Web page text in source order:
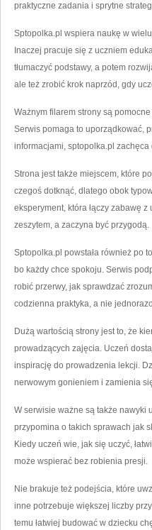
praktyczne zadania i sprytne
Sptopolka.pl wspiera naukę w
Inaczej pracuje się z uczniem
tłumaczyć podstawy, a potem
ale też zrobić krok naprzód, gdy
Ważnym filarem strony są
Serwis pomaga to uporządkować,
informacjami, sptopolka.pl
Strona jest także miejscem, które
czegoś dotknąć, dlatego obok
eksperyment, która łączy zabawę
zeszytem, a zaczyna być przygodą.
Sptopolka.pl powstała również po
bo każdy chce spokoju. Serwis
robić przerwy, jak sprawdzać
codzienna praktyka, a nie
Dużą wartością strony jest to, że
prowadzących zajęcia. Uczeń
inspirację do prowadzenia lekcji.
nerwowym gonieniem i zamienia
W serwisie ważne są także nawyki
przypomina o takich sprawach jak
Kiedy uczeń wie, jak się uczyć,
może wspierać bez robienia presji.
Nie brakuje też podejścia, które
inne potrzebuje większej liczby
temu łatwiej budować w dziecku